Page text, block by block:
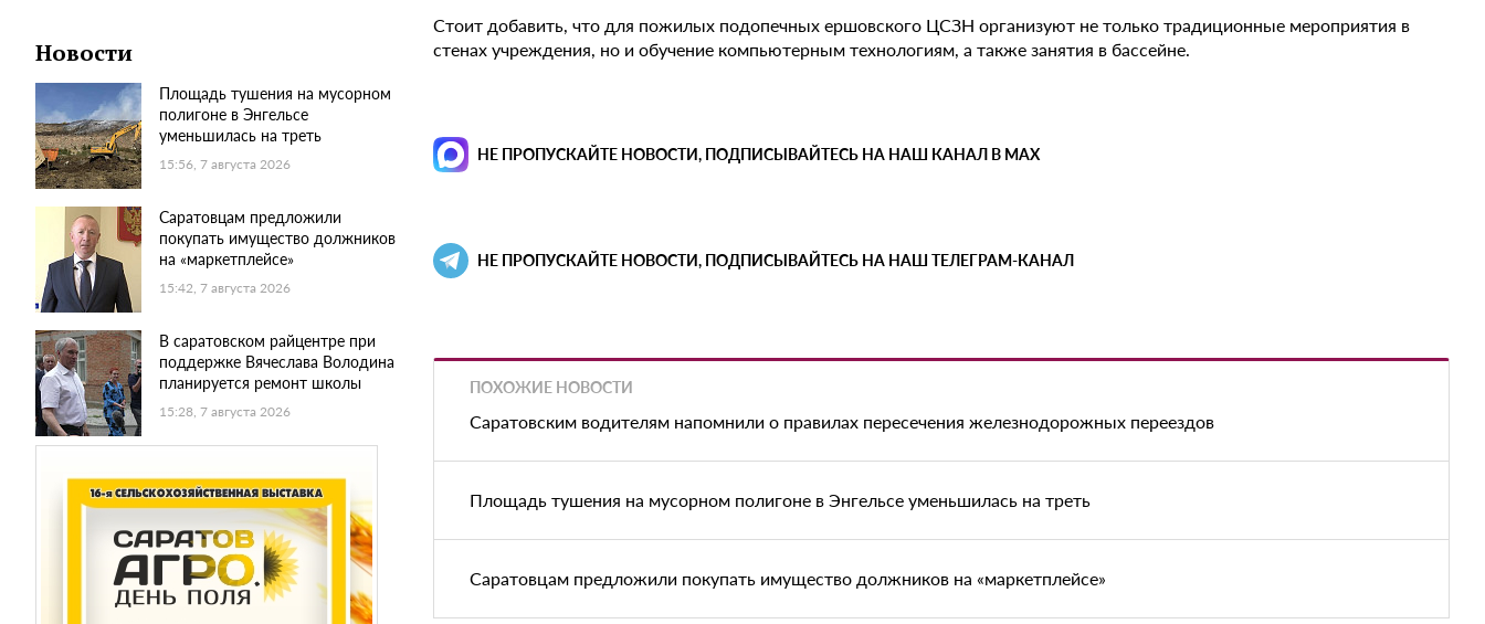
Новости
Площадь тушения на мусорном
полигоне в Энгельсе
уменьшилась на треть
15:56, 7 августа 2026
Саратовцам предложили
покупать имущество должников
на «маркетплейсе»
15:42, 7 августа 2026
В саратовском райцентре при
поддержке Вячеслава Володина
планируется ремонт школы
15:28, 7 августа 2026
Стоит добавить, что для пожилых подопечных ершовского ЦСЗН организуют не только традиционные мероприятия в
стенах учреждения, но и обучение компьютерным технологиям, а также занятия в бассейне.
НЕ ПРОПУСКАЙТЕ НОВОСТИ, ПОДПИСЫВАЙТЕСЬ НА НАШ КАНАЛ В MAX
НЕ ПРОПУСКАЙТЕ НОВОСТИ, ПОДПИСЫВАЙТЕСЬ НА НАШ ТЕЛЕГРАМ-КАНАЛ
ПОХОЖИЕ НОВОСТИ
Саратовским водителям напомнили о правилах пересечения железнодорожных переездов
Площадь тушения на мусорном полигоне в Энгельсе уменьшилась на треть
Саратовцам предложили покупать имущество должников на «маркетплейсе»